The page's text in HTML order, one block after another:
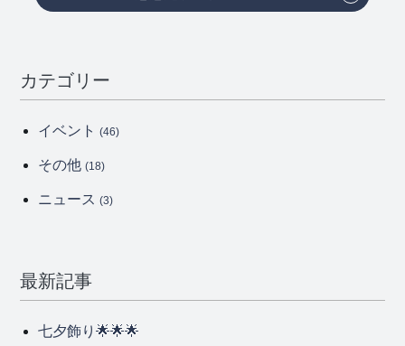
カテゴリー
イベント(46)
その他(18)
ニュース(3)
最新記事
七夕飾り🌟🌟🌟